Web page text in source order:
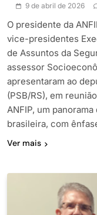
9 de abril de 2026
O presidente da
vice-presidentes
de Assuntos da
assessor
apresentaram ao
(PSB/RS), em
ANFIP, um
brasileira, com
Ver mais